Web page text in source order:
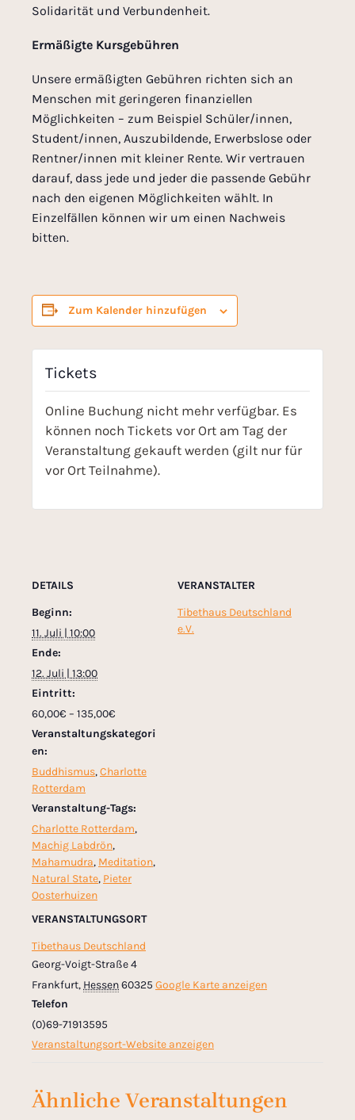
Solidarität und Verbundenheit.
Ermäßigte Kursgebühren
Unsere ermäßigten Gebühren richten sich an
Menschen mit geringeren finanziellen
Möglichkeiten – zum Beispiel Schüler/innen,
Student/innen, Auszubildende, Erwerbslose oder
Rentner/innen mit kleiner Rente. Wir vertrauen
darauf, dass jede und jeder die passende Gebühr
nach den eigenen Möglichkeiten wählt. In
Einzelfällen können wir um einen Nachweis
bitten.
Zum Kalender hinzufügen
DETAILS
Beginn:
11. Juli | 10:00
Ende:
12. Juli | 13:00
Eintritt:
60,00€ – 135,00€
Veranstaltungskategori
en:
Buddhismus,Charlotte
Rotterdam
Veranstaltung-Tags:
Charlotte Rotterdam,
Machig Labdrön,
Mahamudra, Meditation,
Natural State, Pieter
Oosterhuizen
VERANSTALTUNGSORT
Tibethaus Deutschland
Georg-Voigt-Straße 4
Frankfurt, Hessen60325 Google Karte anzeigen
Telefon
(0)69-71913595
Veranstaltungsort-Website anzeigen
VERANSTALTER
Tibethaus Deutschland
e.V.
Tickets
Online Buchung nicht mehr verfügbar. Es
können noch Tickets vor Ort am Tag der
Veranstaltung gekauft werden (gilt nur für
vor Ort Teilnahme).
Ähnliche Veranstaltungen